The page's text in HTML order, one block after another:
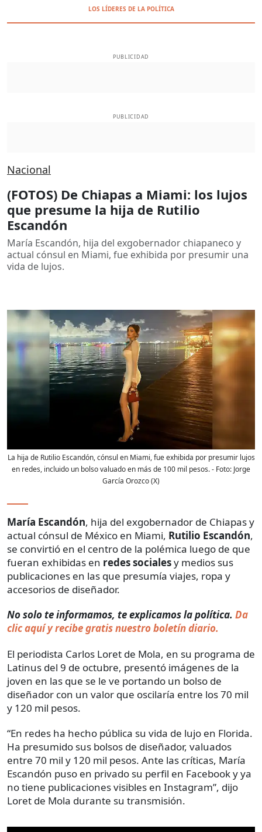
LOS LÍDERES DE LA POLÍTICA
PUBLICIDAD
PUBLICIDAD
Nacional
(FOTOS) De Chiapas a Miami: los lujos
que presume la hija de Rutilio
Escandón
María Escandón, hija del exgobernador chiapaneco y
actual cónsul en Miami, fue exhibida por presumir una
vida de lujos.
La hija de Rutilio Escandón, cónsul en Miami, fue exhibida por presumir lujos
en redes, incluido un bolso valuado en más de 100 mil pesos.- Foto: Jorge
García Orozco (X)
María Escandón, hija del exgobernador de Chiapas y
actual cónsul de México en Miami, Rutilio Escandón,
se convirtió en el centro de la polémica luego de que
fueran exhibidas en redes socialesy medios sus
publicaciones en las que presumía viajes, ropa y
accesorios de diseñador.
No solo te informamos, te explicamos la política. Da
clic aquí y recibe gratis nuestro boletín diario.
El periodista Carlos Loret de Mola, en su programa de
Latinus del 9 de octubre, presentó imágenes de la
joven en las que se le ve portando un bolso de
diseñador con un valor que oscilaría entre los 70 mil
y 120 mil pesos.
“En redes ha hecho pública su vida de lujo en Florida.
Ha presumido sus bolsos de diseñador, valuados
entre 70 mil y 120 mil pesos. Ante las críticas, María
Escandón puso en privado su perfil en Facebook y ya
no tiene publicaciones visibles en Instagram”, dijo
Loret de Mola durante su transmisión.